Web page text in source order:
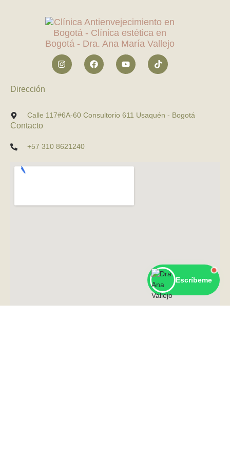
Dirección
Calle 117#6A-60 Consultorio 611 Usaquén - Bogotá
Contacto
+57 310 8621240
Escríbeme